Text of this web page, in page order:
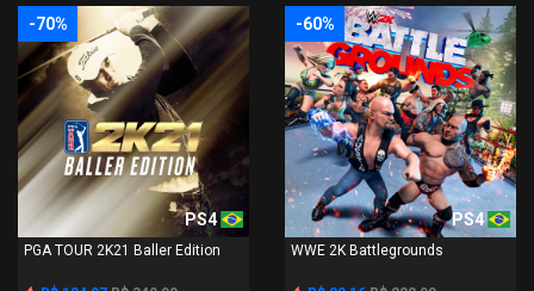
-70%
PS4
PGA TOUR 2K21 Baller Edition
-60%
PS4
WWE 2K Battlegrounds